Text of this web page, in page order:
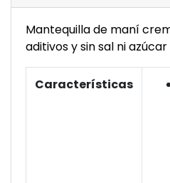
Mantequilla de maní
aditivos y sin sal ni
Características